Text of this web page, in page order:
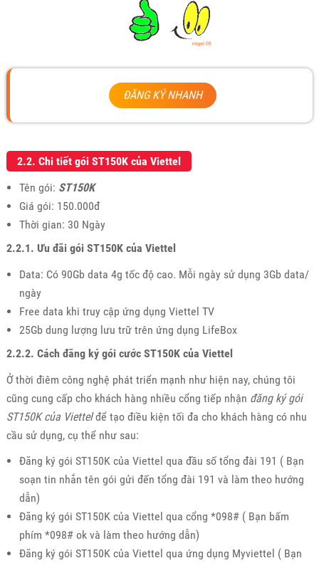
ĐĂNG KÝ NHANH
2.2. Chi tiết gói ST150K của Viettel
Tên gói: ST150K
Giá gói: 150.000đ
Thời gian: 30 Ngày
2.2.1. Ưu đãi gói ST150K của Viettel
Data: Có 90Gb data 4g tốc độ cao. Mỗi ngày sử dụng 3Gb data/
ngày
Free data khi truy cập ứng dụng Viettel TV
25Gb dung lượng lưu trữ trên ứng dụng LifeBox
2.2.2. Cách đăng ký gói cước ST150K của Viettel
Ở thời điêm công nghệ phát triển mạnh như hiện nay, chúng tôi
cũng cung cấp cho khách hàng nhiều cổng tiếp nhận đăng ký gói
ST150K của Viettelđể tạo điều kiện tối đa cho khách hàng có nhu
cầu sử dụng, cụ thể như sau:
Đăng ký gói ST150K của Viettel qua đầu số tổng đài 191 ( Bạn
soạn tin nhắn tên gói gửi đến tổng đài 191 và làm theo hướng
dẫn)
Đăng ký gói ST150K của Viettel qua cổng *098# ( Bạn bấm
phím *098# ok và làm theo hướng dẫn)
Đăng ký gói ST150K của Viettel qua ứng dụng Myviettel ( Bạn